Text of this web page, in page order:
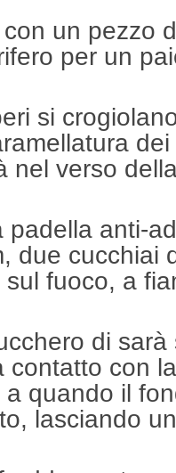
un pezzo
per un
si
nel verso
padella anti-
due cucchiai
fuoco, a
di
contatto con
quando il
lasciando